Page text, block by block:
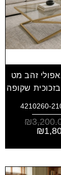
זהב מט
₪
₪